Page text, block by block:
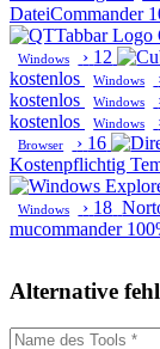
DateiCommander
Windows › 12
kostenlos
Windows
kostenlos
Windows
kostenlos
Windows
Browser › 16
Kostenpflichtig
Windows › 18
mucommander
Alternative